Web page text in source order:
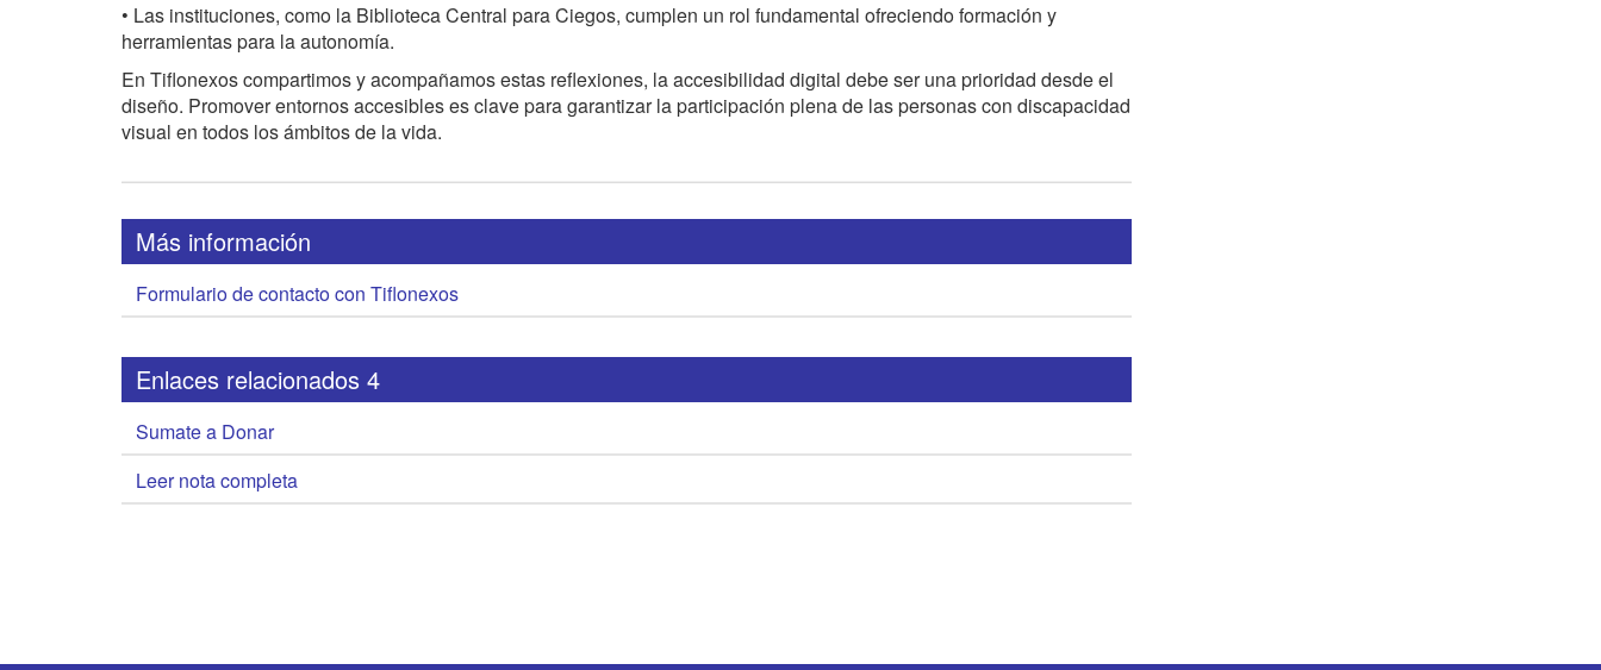
• Las instituciones, como la Biblioteca Central para Ciegos, cumplen un rol fundamental ofreciendo formación y
herramientas para la autonomía.
En Tiflonexos compartimos y acompañamos estas reflexiones, la accesibilidad digital debe ser una prioridad desde el
diseño. Promover entornos accesibles es clave para garantizar la participación plena de las personas con discapacidad
visual en todos los ámbitos de la vida.
Más información
Formulario de contacto con Tiflonexos
Enlaces relacionados 4
Sumate a Donar
Leer nota completa